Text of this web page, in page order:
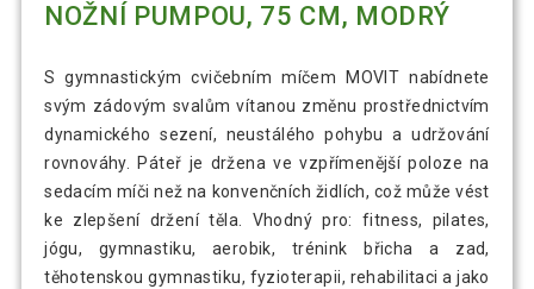
NOŽNÍ PUMPOU, 75 CM, MODRÝ
S gymnastickým cvičebním míčem MOVIT nabídnete
svým zádovým svalům vítanou změnu prostřednictvím
dynamického sezení, neustálého pohybu a udržování
rovnováhy. Páteř je držena ve vzpřímenější poloze na
sedacím míči než na konvenčních židlích, což může vést
ke zlepšení držení těla. Vhodný pro: fitness, pilates,
jógu, gymnastiku, aerobik, trénink břicha a zad,
těhotenskou gymnastiku, fyzioterapii, rehabilitaci a jako